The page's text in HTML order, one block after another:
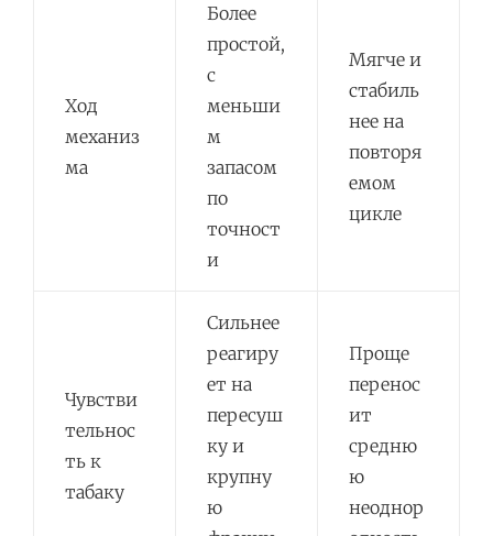
Ход
механиз
ма
Более
простой,
с
меньши
м
запасом
по
точност
и
Мягче и
стабиль
нее на
повторя
емом
цикле
Чувстви
тельнос
ть к
табаку
Сильнее
реагиру
ет на
пересуш
ку и
крупну
ю
Проще
перенос
ит
средню
ю
неоднор